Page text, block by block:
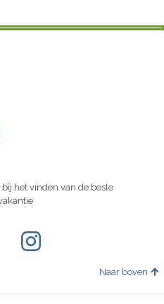
het vinden van de beste
Naar boven